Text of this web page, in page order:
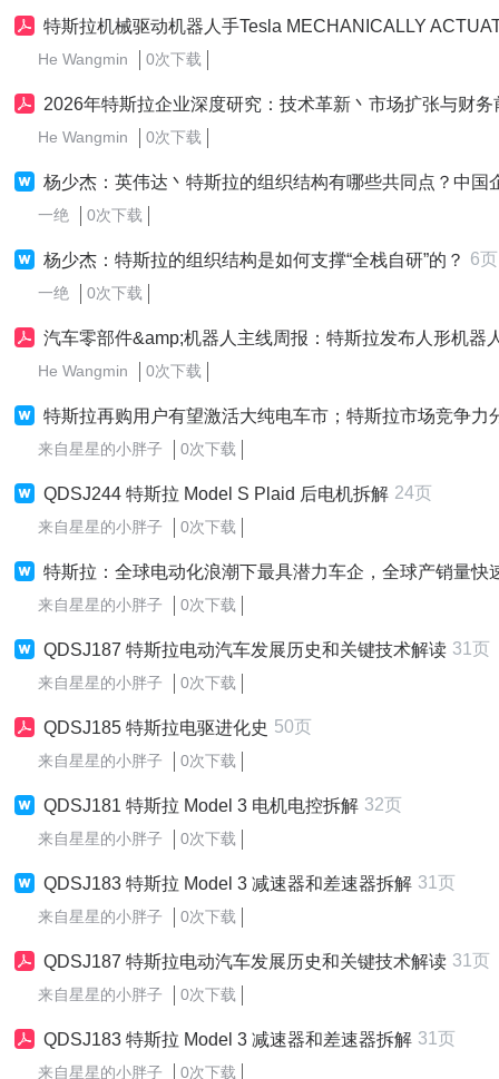
特斯拉机械驱动机器人手Tesla MECHANICALLY ACTUATED ROBOTIC HAND-WO2026080687-PAMPH-20260416-
He Wangmin 0次下载
2026年特斯拉企业深度研究：技术革新丶市场扩张与财务
He Wangmin 0次下载
杨少杰：英伟达丶特斯拉的组织结构有哪些共同点？中国企业变革如何
一绝 0次下载
杨少杰：特斯拉的组织结构是如何支撑“全栈自研”的？ 6页
一绝 0次下载
汽车零部件&amp;机器人主线周报：特斯拉发布人形机器人比心图，Figure AI发布机器人做家
He Wangmin 0次下载
特斯拉再购用户有望激活大纯电车市；特斯拉市场竞争力分析
来自星星的小胖子 0次下载
QDSJ244 特斯拉 Model S Plaid 后电机拆解 24页
来自星星的小胖子 0次下载
特斯拉：全球电动化浪潮下最具潜力车企，全球产销量快速扩张，国产供应链将迎爆点（新能源
来自星星的小胖子 0次下载
QDSJ187 特斯拉电动汽车发展历史和关键技术解读 31页
来自星星的小胖子 0次下载
QDSJ185 特斯拉电驱进化史 50页
来自星星的小胖子 0次下载
QDSJ181 特斯拉 Model 3 电机电控拆解 32页
来自星星的小胖子 0次下载
QDSJ183 特斯拉 Model 3 减速器和差速器拆解 31页
来自星星的小胖子 0次下载
QDSJ187 特斯拉电动汽车发展历史和关键技术解读 31页
来自星星的小胖子 0次下载
QDSJ183 特斯拉 Model 3 减速器和差速器拆解 31页
来自星星的小胖子 0次下载